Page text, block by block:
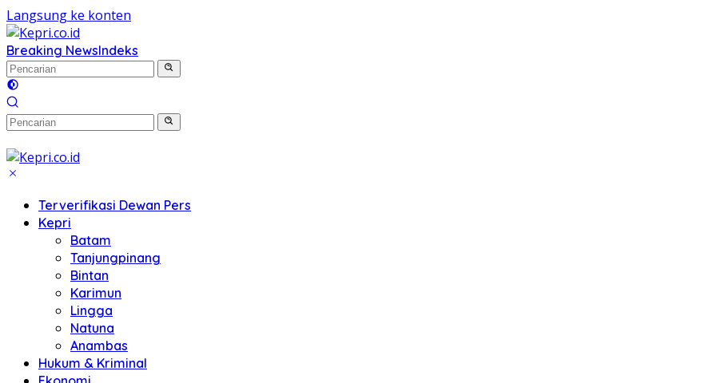
Langsung ke konten
Breaking NewsIndeks
Terverifikasi Dewan Pers
Kepri
Batam
Tanjungpinang
Bintan
Karimun
Lingga
Natuna
Anambas
Hukum & Kriminal